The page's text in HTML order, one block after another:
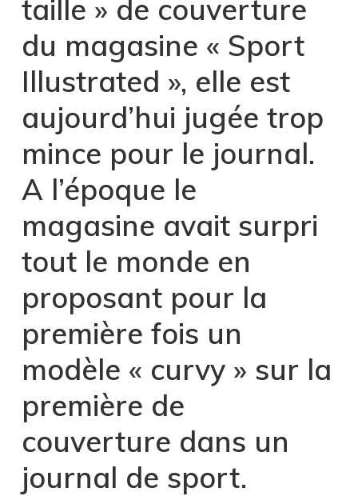
taille » de couverture
du magasine « Sport
Illustrated », elle est
aujourd’hui jugée trop
mince pour le journal.
A l’époque le
magasine avait surpri
tout le monde en
proposant pour la
première fois un
modèle « curvy » sur la
première de
couverture dans un
journal de sport.